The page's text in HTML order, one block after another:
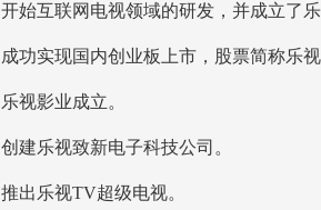
开始互联网电视领域的研发，并成立了
成功实现国内创业板上市，股票简称乐
乐视影业成立。
创建乐视致新电子科技公司。
推出乐视TV超级电视。